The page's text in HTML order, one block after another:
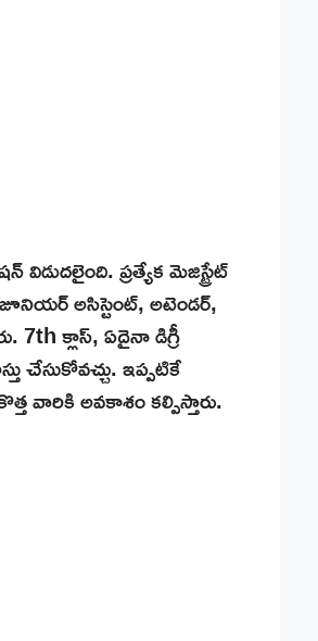
విడుదలైంది. ప్రత్యేక మెజిస్ట్రేట్
జూనియర్ అసిస్టెంట్, అటెండర్,
7th క్లాస్, ఏదైనా డిగ్రీ
చేసుకోవచ్చు. ఇప్పటికే
వారికి అవకాశం కల్పిస్తారు.